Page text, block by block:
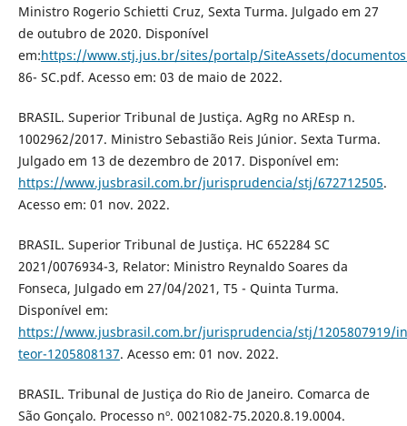
Ministro Rogerio Schietti Cruz, Sexta Turma. Julgado em 27
de outubro de 2020. Disponível
em:https://www.stj.jus.br/sites/portalp/SiteAssets/
86- SC.pdf. Acesso em: 03 de maio de 2022.
BRASIL. Superior Tribunal de Justiça. AgRg no AREsp n.
1002962/2017. Ministro Sebastião Reis Júnior. Sexta Turma.
Julgado em 13 de dezembro de 2017. Disponível em:
https://www.jusbrasil.com.br/jurisprudencia/stj/672712505.
Acesso em: 01 nov. 2022.
BRASIL. Superior Tribunal de Justiça. HC 652284 SC
2021/0076934-3, Relator: Ministro Reynaldo Soares da
Fonseca, Julgado em 27/04/2021, T5 - Quinta Turma.
Disponível em:
https://www.jusbrasil.com.br/jurisprudencia/stj/1205807919/
teor-1205808137. Acesso em: 01 nov. 2022.
BRASIL. Tribunal de Justiça do Rio de Janeiro. Comarca de
São Gonçalo. Processo nº. 0021082-75.2020.8.19.0004.